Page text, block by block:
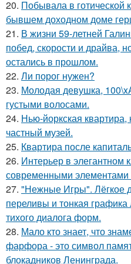
20. Побывала в готической
бывшем доходном доме
21. В жизни 59-летней
побед, скорости и драйва,
остались в прошлом.
22. Ли порог нужен?
23. Молодая девушка,
густыми волосами.
24. Нью-йоркская
частный музей.
25. Квартира после
26. Интерьер в элегантном
современными
27. "Нежные Игры". Лёгкое
переливы и тонкая
тихого диалога форм.
28. Мало кто знает, что
фарфора - это символ
блокадников Ленинграда.